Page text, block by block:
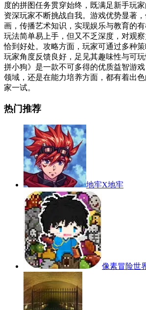
度的拼图任务贯穿始终，既满足新手玩
资深玩家不断挑战自我。游戏优势显著
画，传播艺术知识，实现娱乐与教育的有
玩法简单易上手，但又不乏深度，对观
恰到好处。攻略方面，玩家可通过多种
玩家角度反馈良好，足见其趣味性与可
拼小狗》是一款不可多得的优质益智游
领域，还是在能力培养方面，都有着出
家一试。
热门推荐
地牢X地牢
像素冒险世